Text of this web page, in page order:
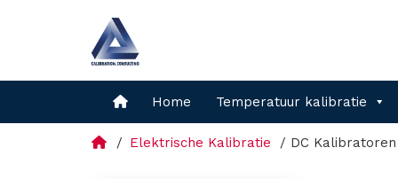
Home Temperatuur kalibratie
Elektrische Kalibratie DC Kalibratoren